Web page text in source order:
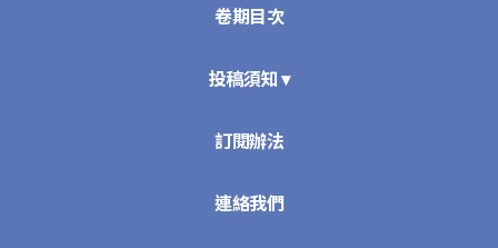
卷期目次
投稿須知 ▾
訂閱辦法
連絡我們